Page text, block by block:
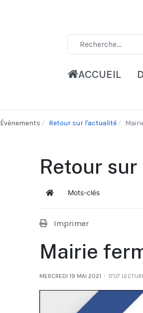
ACCUEIL
Évènements Retour sur l'actualité
Retour
AccueilMots-clés
Imprimer
Mairie
MERCREDI 19 MAI 2021 1707